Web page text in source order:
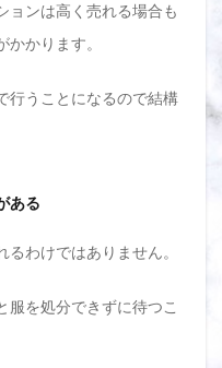
ョンは高く売れる場合も
かります。
行うことになるので結構
ある
わけではありません。
服を処分できずに待つこ